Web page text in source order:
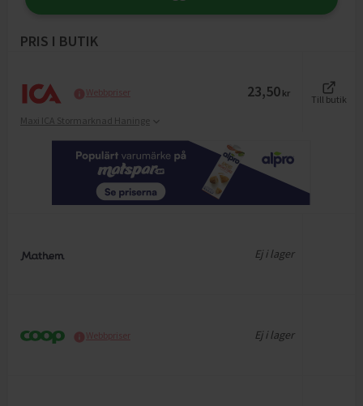
PRIS I BUTIK
Webbpriser 23,50 kr
Till butik
Maxi ICA Stormarknad Haninge
Ej i lager
Webbpriser Ej i lager